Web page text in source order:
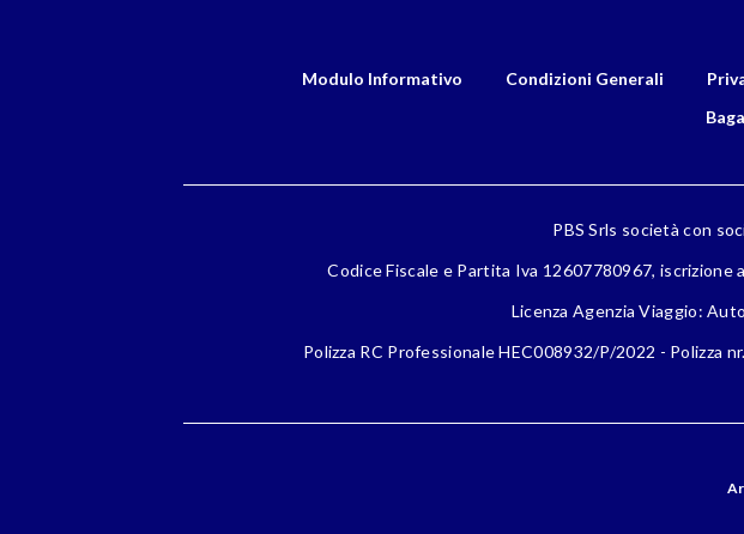
Modulo Informativo Condizioni Generali
PBS Srls società con
Codice Fiscale e Partita Iva 12607780967,
Licenza Agenzia Viaggio:
Polizza RC Professionale HEC008932/P/2022 - Polizza